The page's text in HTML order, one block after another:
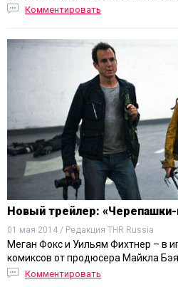
Комментировать
Новый трейлер: «Черепашки-
01 мая 2014 / Редакция THR Russia
Меган Фокс и Уильям Фихтнер – в
комиксов от продюсера Майкла Бэя.
Комментировать